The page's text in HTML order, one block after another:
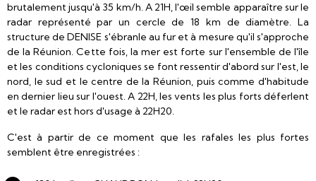
brutalement jusqu'à 35 km/h. A 21H, l'œil semble apparaître sur le
radar représenté par un cercle de 18 km de diamètre. La
structure de DENISE s'ébranle au fur et à mesure qu'il s'approche
de la Réunion. Cette fois, la mer est forte sur l'ensemble de l'île
et les conditions cycloniques se font ressentir d'abord sur l'est, le
nord, le sud et le centre de la Réunion, puis comme d'habitude
en dernier lieu sur l'ouest. A 22H, les vents les plus forts déferlent
et le radar est hors d'usage à 22H20.
C'est à partir de ce moment que les rafales les plus fortes
semblent être enregistrées :